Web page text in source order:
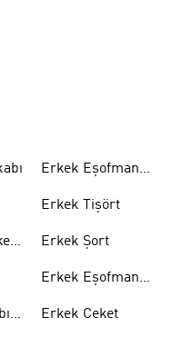
Erkek Eşofman
Erkek Tişört
Erkek Şort
Erkek Eşofman
Erkek Ceket